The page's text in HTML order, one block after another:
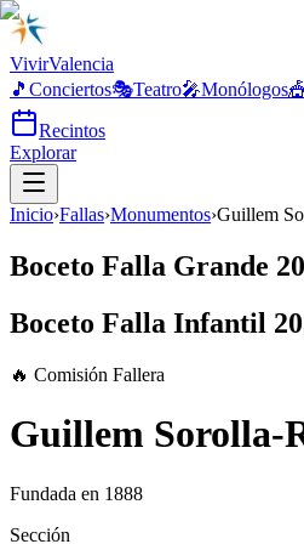
VivirValencia
🎵 Conciertos🎭Teatro🎤Monólogos🎪
Recintos
Explorar
Inicio›Fallas›Monumentos›Guillem
Boceto Falla Grande
Boceto Falla Infantil
🔥 Comisión Fallera
Guillem Sorolla-
Fundada en 1888
Sección